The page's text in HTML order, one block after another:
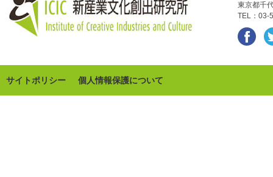
東京都千
TEL：
サイトポリシー 個人情報保護について